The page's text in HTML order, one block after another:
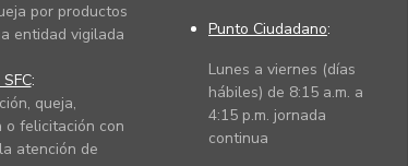
por productos
entidad vigilada
:
queja,
o felicitación con
atención de
Punto Ciudadano:
Lunes a viernes (días
hábiles) de 8:15 a.m. a
4:15 p.m. jornada
continua